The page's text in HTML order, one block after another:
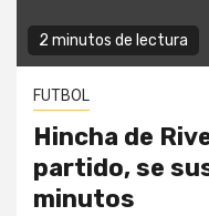
2 minutos de lectura
FUTBOL
Hincha de
partido, se
minutos